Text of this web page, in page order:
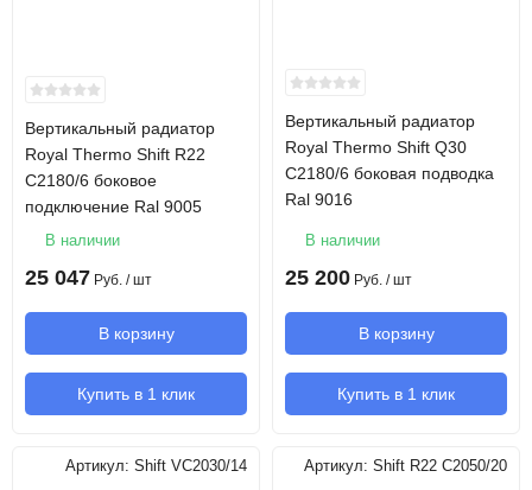
Вертикальный радиатор
Royal Thermo Shift R22
C2180/6 боковое
подключение Ral 9005
В наличии
25 047 Руб. / шт
В корзину
Купить в 1 клик
Вертикальный радиатор
Royal Thermo Shift Q30
C2180/6 боковая подводка
Ral 9016
В наличии
25 200 Руб. / шт
В корзину
Купить в 1 клик
Артикул: Shift VC2030/14 Артикул: Shift R22 C2050/20